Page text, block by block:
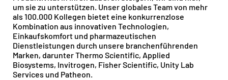
um sie zu unterstützen. Unser globales Team von mehr
als 100.000 Kollegen bietet eine konkurrenzlose
Kombination aus innovativen Technologien,
Einkaufskomfort und pharmazeutischen
Dienstleistungen durch unsere branchenführenden
Marken, darunter Thermo Scientific, Applied
Biosystems, Invitrogen, Fisher Scientific, Unity Lab
Services und Patheon.